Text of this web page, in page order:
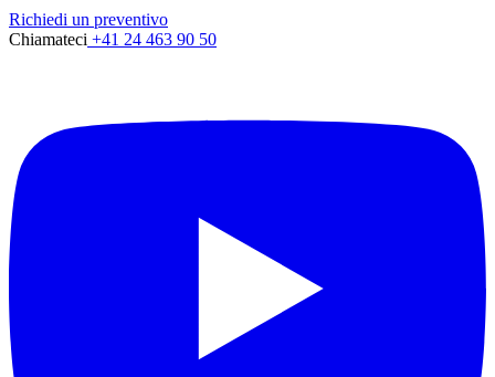
Richiedi un preventivo
Chiamateci +41 24 463 90 50